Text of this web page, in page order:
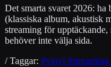
Det smarta svaret 2026:
(klassiska album, akustisk
streaming för
behöver inte välja sida.
/ Taggar: #vinyl #streaming